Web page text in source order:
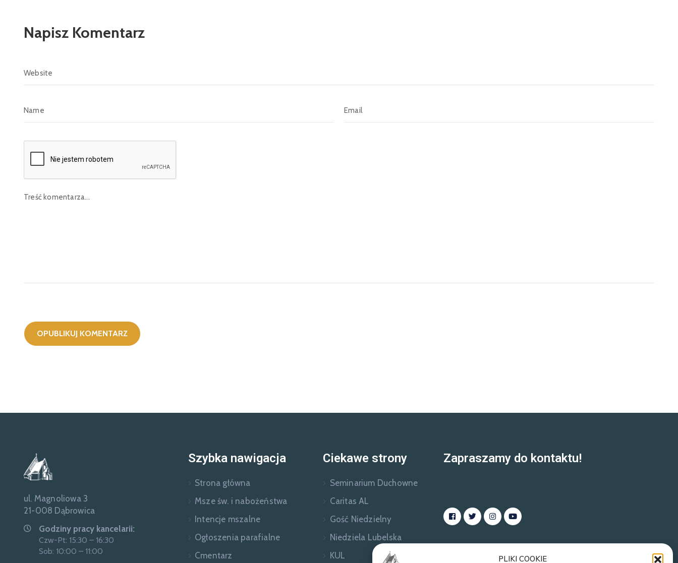
PLIKI COOKIE
Napisz Komentarz
ul. Magnoliowa 3
21-008 Dąbrowica
Godziny pracy kancelarii:
Czw-Pt: 15:30 – 16:30
Sob: 10:00 – 11:00
Szybka nawigacja
Strona główna
Msze św. i nabożeństwa
Intencje mszalne
Ogłoszenia parafialne
Cmentarz
Ciekawe strony
Seminarium Duchowne
Caritas AL
Gość Niedzielny
Niedziela Lubelska
KUL
Zapraszamy do kontaktu!